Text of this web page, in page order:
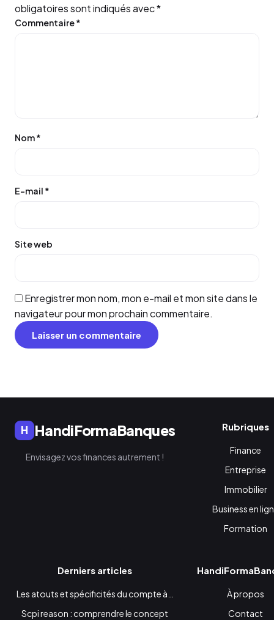
obligatoires sont indiqués avec*
Commentaire*
Nom*
E-mail *
Site web
Enregistrer mon nom, mon e-mail et mon site dans le
navigateur pour mon prochain commentaire.
H HandiFormaBanques
Envisagez vos finances autrement !
Rubriques
Finance
Entreprise
Immobilier
Business en
Formation
Derniers articles
Les atouts et spécificités du compte à…
Scpi reason : comprendre le concept
À propos
Contact